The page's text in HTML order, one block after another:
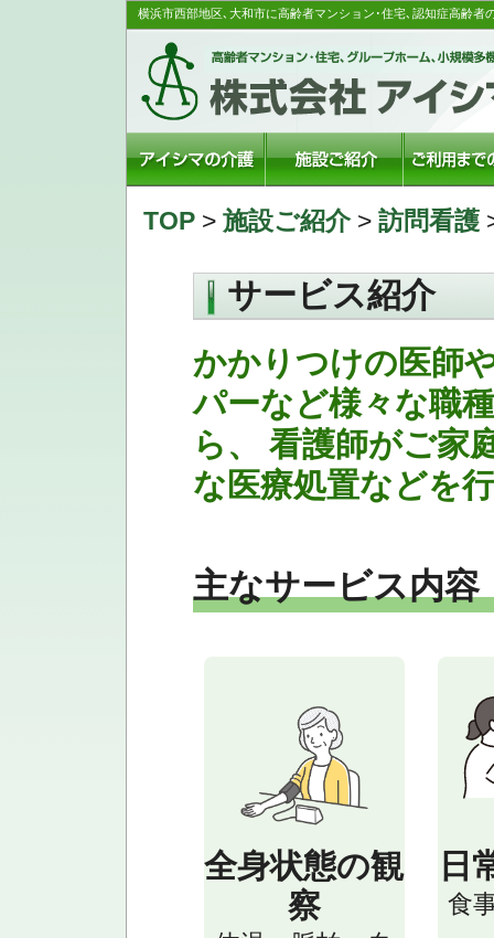
横浜市西部地区､大和市に高齢者マンション･住宅､認知症高齢
TOP > 施設ご紹介> 訪問看護
サービス紹介
かかりつけの医師
パーなど様々な職
ら、 看護師がご家
な医療処置などを
主なサービス内容
全身状態の観
察
日
食